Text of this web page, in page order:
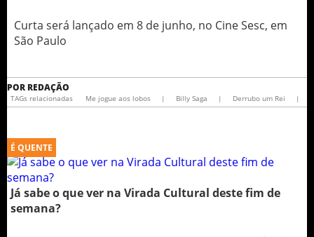
Curta será lançado em 8 de junho, no Cine Sesc, em
São Paulo
POR REDAÇÃO
TAGs relacionadas Me jogue aos lobos | Billy Saga | Derrubo um Rei |
É QUENTE
Já sabe o que ver na Virada Cultural deste fim de
semana?